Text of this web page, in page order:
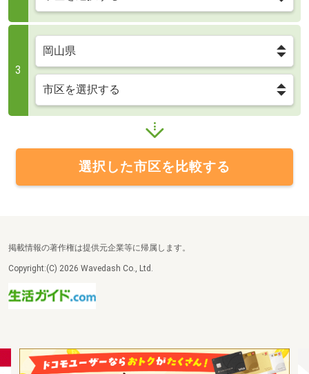
3
選択した市区を比較する
掲載情報の著作権は提供元企業等に帰属します。
Copyright:(C) 2026 Wavedash Co., Ltd.